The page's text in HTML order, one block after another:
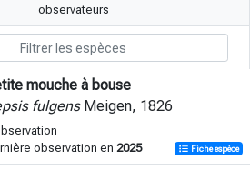
observateurs
mouche à bouse
fulgensMeigen, 1826
observation en 2025 Fiche espèce